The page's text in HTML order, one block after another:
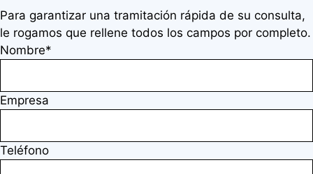
Para garantizar una tramitación rápida de su consulta,
le rogamos que rellene todos los campos por completo.
Nombre*
Empresa
Teléfono